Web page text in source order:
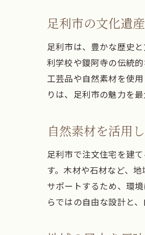
足利市の文化遺
足利市は、豊かな歴史
利学校や鑁阿寺の伝統
工芸品や自然素材を使
りは、足利市の魅力を
自然素材を活用
足利市で注文住宅を建
す。木材や石材など、
サポートするため、環
らではの自由な設計と